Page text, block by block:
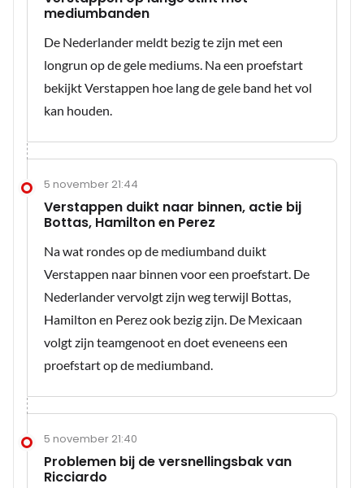
mediumbanden
De Nederlander meldt bezig te zijn met een
longrun op de gele mediums. Na een proefstart
bekijkt Verstappen hoe lang de gele band het vol
kan houden.
5 november 21:44
Verstappen duikt naar binnen, actie bij
Bottas, Hamilton en Perez
Na wat rondes op de mediumband duikt
Verstappen naar binnen voor een proefstart. De
Nederlander vervolgt zijn weg terwijl Bottas,
Hamilton en Perez ook bezig zijn. De Mexicaan
volgt zijn teamgenoot en doet eveneens een
proefstart op de mediumband.
5 november 21:40
Problemen bij de versnellingsbak van
Ricciardo